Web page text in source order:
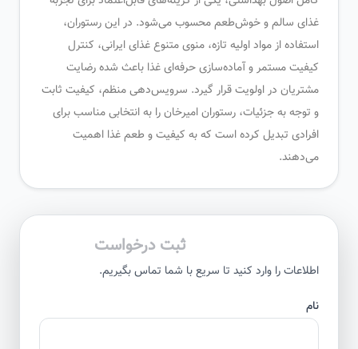
غذای سالم و خوش‌طعم محسوب می‌شود. در این رستوران،
استفاده از مواد اولیه تازه، منوی متنوع غذای ایرانی، کنترل
کیفیت مستمر و آماده‌سازی حرفه‌ای غذا باعث شده رضایت
مشتریان در اولویت قرار گیرد. سرویس‌دهی منظم، کیفیت ثابت
و توجه به جزئیات، رستوران امیرخان را به انتخابی مناسب برای
افرادی تبدیل کرده است که به کیفیت و طعم غذا اهمیت
می‌دهند.
ثبت درخواست
اطلاعات را وارد کنید تا سریع با شما تماس بگیریم.